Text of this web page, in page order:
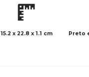
15.2 x 22.8 x 1.1 cm
Preto